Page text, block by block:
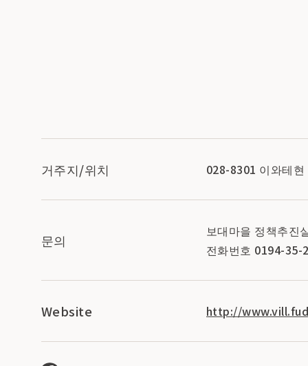
거주지/위치 028-8301 이와테
문의
보대마을 정책추진
전화번호 0194-35-
Website http://